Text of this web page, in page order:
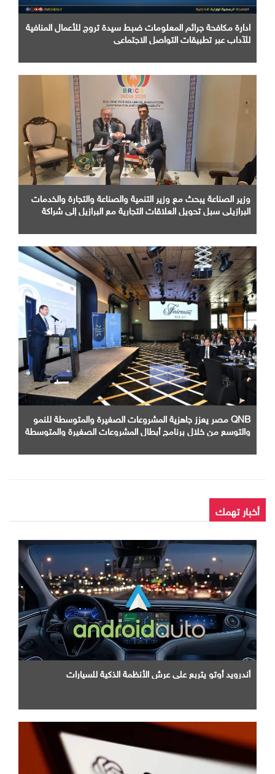
ادارة مكافحة جرائم المعلومات ضبط سيدة تروج للأعمال المنافية
للآداب عبر تطبيقات التواصل الاجتماعي
وزير الصناعة يبحث مع وزير التنمية والصناعة والتجارة والخدمات
البرازيلي سبل تحويل العلاقات التجارية مع البرازيل إلى شراكة
QNB مصر يعزز جاهزية المشروعات الصغيرة والمتوسطة للنمو
والتوسع من خلال برنامج أبطال المشروعات الصغيرة والمتوسطة
أخبار تهمك
أندرويد أوتو يتربع علي عرش الأنظمة الذكية للسيارات